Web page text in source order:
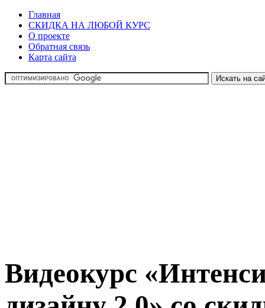
Главная
СКИДКА НА ЛЮБОЙ КУРС
О проекте
Обратная связь
Карта сайта
Видеокурс